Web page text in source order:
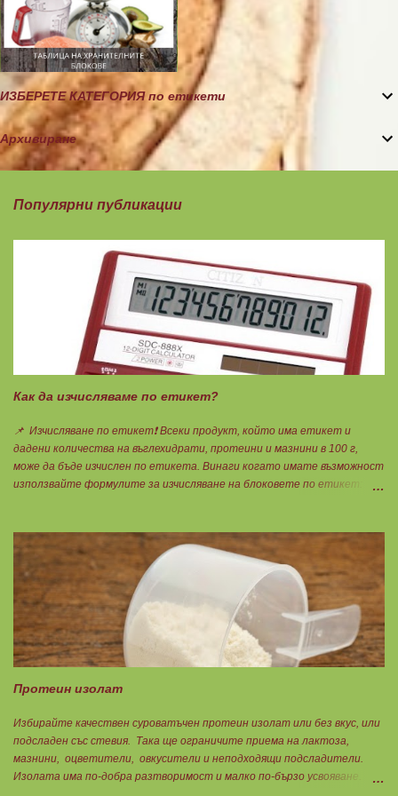
ИЗБЕРЕТЕ КАТЕГОРИЯ по етикети
Архивиране
Популярни публикации
Как да изчисляваме по етикет?
📌 Изчисляване по етикет❗ Всеки продукт, който има етикет и
дадени количества на въглехидрати, протеини и мазнини в 100 г,
може да бъде изчислен по етикета. Винаги когато имате възможност
използвайте формулите за изчисляване на блоковете по етикет:
въглехидрати в 100 г = количеството въглехидрати за 1 блок.
Мазнини: 150 : количеството мазнини в 100 г продукт = мазнините за
1 блок.
Протеин изолат
Избирайте качествен суроватъчен протеин изолат или без вкус, или
подсладен със стевия. Така ще ограничите приема на лактоза,
мазнини, оцветители, овкусители и неподходящи подсладители.
Изолата има по-добра разтворимост и малко по-бързо усвояване.